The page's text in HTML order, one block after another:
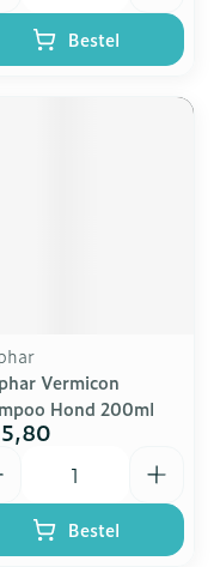
Bestel
Vermicon
Hond 200ml
Bestel